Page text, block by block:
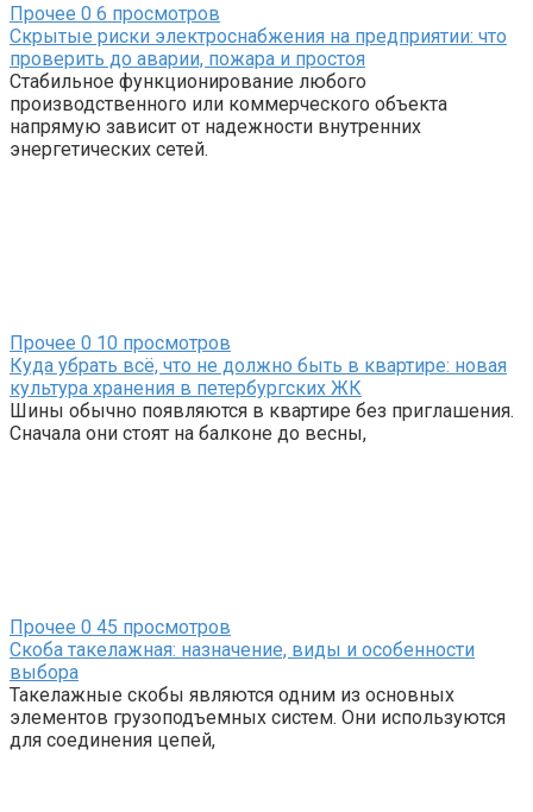
Прочее 0 6 просмотров
Скрытые риски электроснабжения на предприятии: что
проверить до аварии, пожара и простоя
Стабильное функционирование любого
производственного или коммерческого объекта
напрямую зависит от надежности внутренних
энергетических сетей.
Прочее 0 10 просмотров
Куда убрать всё, что не должно быть в квартире: новая
культура хранения в петербургских ЖК
Шины обычно появляются в квартире без приглашения.
Сначала они стоят на балконе до весны,
Прочее 0 45 просмотров
Скоба такелажная: назначение, виды и особенности
выбора
Такелажные скобы являются одним из основных
элементов грузоподъемных систем. Они используются
для соединения цепей,